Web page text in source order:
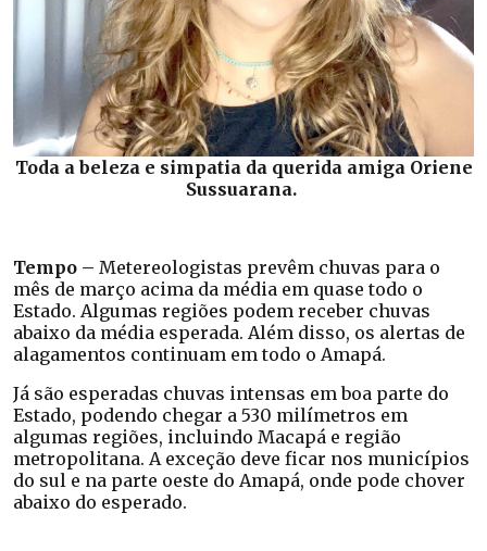
Toda a beleza e simpatia da querida amiga Oriene
Sussuarana.
Tempo – Metereologistas prevêm chuvas para o
mês de março acima da média em quase todo o
Estado. Algumas regiões podem receber chuvas
abaixo da média esperada. Além disso, os alertas de
alagamentos continuam em todo o Amapá.
Já são esperadas chuvas intensas em boa parte do
Estado, podendo chegar a 530 milímetros em
algumas regiões, incluindo Macapá e região
metropolitana. A exceção deve ficar nos municípios
do sul e na parte oeste do Amapá, onde pode chover
abaixo do esperado.